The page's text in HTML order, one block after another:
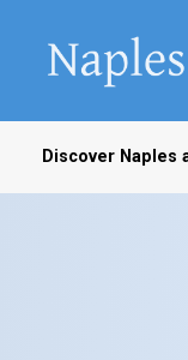
Discover Naples